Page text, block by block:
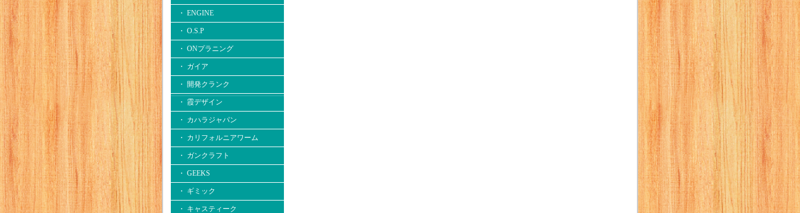
・ ENGINE
・ O.S.P
・ ONプラニング
・ ガイア
・ 開発クランク
・ 霞デザイン
・ カハラジャパン
・ カリフォルニアワーム
・ ガンクラフト
・ GEEKS
・ ギミック
・ キャスティーク